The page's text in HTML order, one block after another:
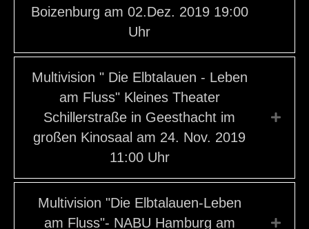
Boizenburg am 02.Dez. 2019 19:00
Uhr
Multivision " Die Elbtalauen - Leben
am Fluss" Kleines Theater
Schillerstraße in Geesthacht im
großen Kinosaal am 24. Nov. 2019
11:00 Uhr
Multivision "Die Elbtalauen-Leben
am Fluss"- NABU Hamburg am